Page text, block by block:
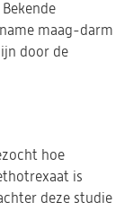
maag-darm
door de
hoe
is
deze studie